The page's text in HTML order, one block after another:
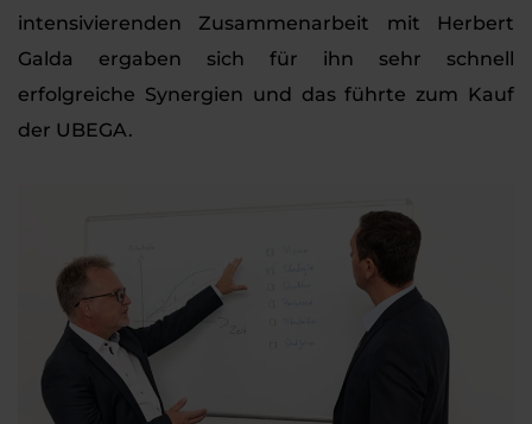
intensivierenden Zusammenarbeit mit Herbert
Galda ergaben sich für ihn sehr schnell
erfolgreiche Synergien und das führte zum Kauf
der UBEGA.